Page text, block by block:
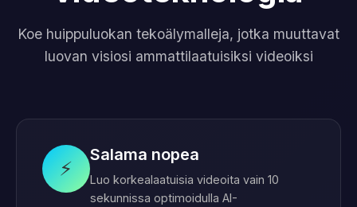
Koe huippuluokan tekoälymalleja, jotka muuttavat
luovan visiosi ammattilaatuisiksi videoiksi
⚡
Salama nopea
Luo korkealaatuisia videoita vain 10
sekunnissa optimoidulla AI-